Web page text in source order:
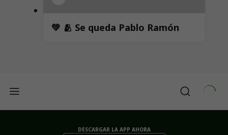
💚 🫂 Se queda Pablo Ramón
DESCARGAR LA APP AHORA